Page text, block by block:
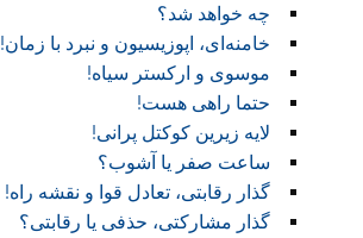
چه خواهد شد؟
خامنه‌ای، اپوزیسیون و نبرد با زمان!
موسوی و ارکستر سیاه!
حتما راهی هست!
لایه زیرین کوکتل پرانی!
ساعت صفر یا آشوب؟
گذار رقابتی، تعادل قوا و نقشه راه!‏
گذار مشارکتی، حذفی یا رقابتی؟